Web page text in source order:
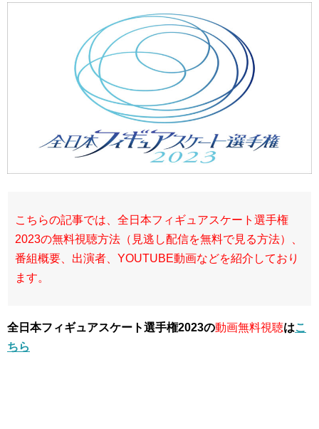
こちらの記事では、全日本フィギュアスケート選手権
2023の無料視聴方法（見逃し配信を無料で見る方法）、
番組概要、出演者、YOUTUBE動画などを紹介しており
ます。
全日本フィギュアスケート選手権2023の動画無料視聴はこ
ちら